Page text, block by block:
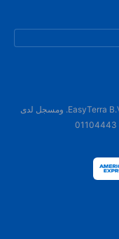
هذا الموقع الإلكتروني مملوك ومدار من قبل شركة EasyTerra B.V. ومسجل لدى